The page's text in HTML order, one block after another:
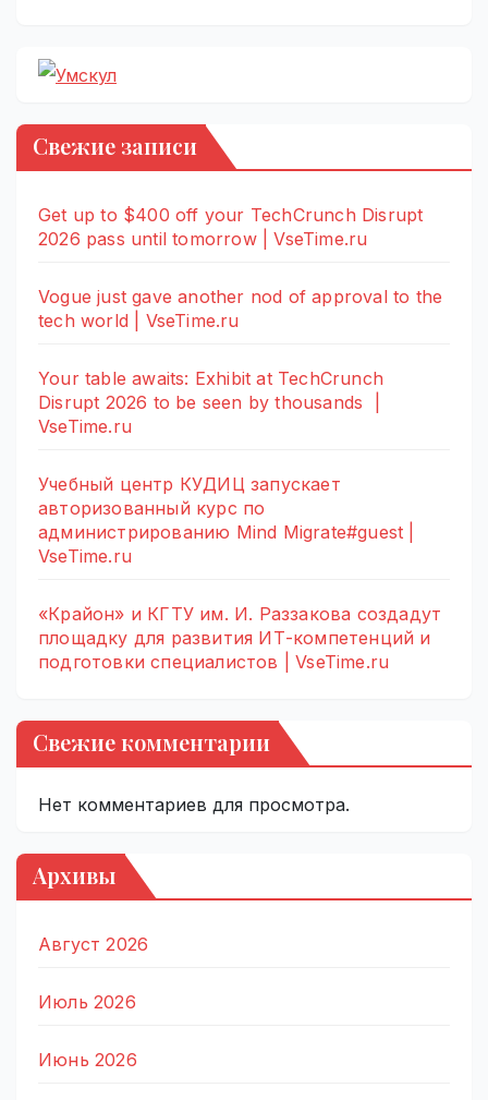
Свежие записи
Get up to $400 off your TechCrunch Disrupt
2026 pass until tomorrow | VseTime.ru
Vogue just gave another nod of approval to the
tech world | VseTime.ru
Your table awaits: Exhibit at TechCrunch
Disrupt 2026 to be seen by thousands |
VseTime.ru
Учебный центр КУДИЦ запускает
авторизованный курс по
администрированию Mind Migrate#guest |
VseTime.ru
«Крайон» и КГТУ им. И. Раззакова создадут
площадку для развития ИТ-компетенций и
подготовки специалистов | VseTime.ru
Свежие комментарии
Нет комментариев для просмотра.
Архивы
Август 2026
Июль 2026
Июнь 2026